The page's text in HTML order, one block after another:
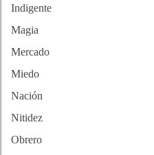
Indigente
Magia
Mercado
Miedo
Nación
Nitidez
Obrero